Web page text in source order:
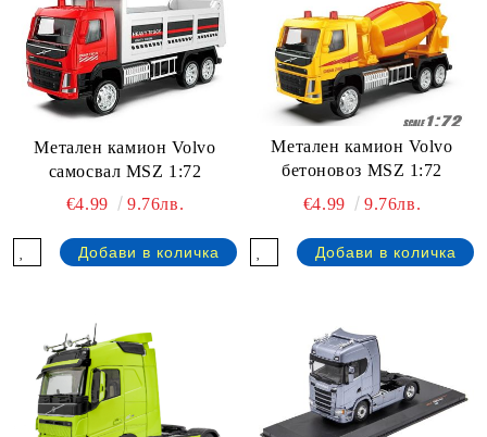
Метален камион Volvo
самосвал MSZ 1:72
€4.99
9.76лв.
Метален камион Volvo
бетоновоз MSZ 1:72
€4.99
9.76лв.